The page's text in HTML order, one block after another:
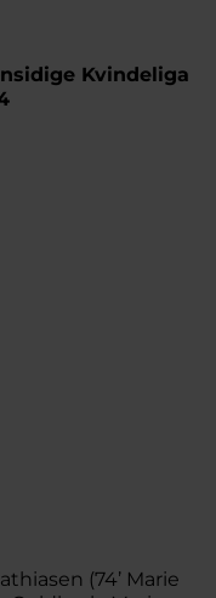
Kvindeliga
(74’ Marie